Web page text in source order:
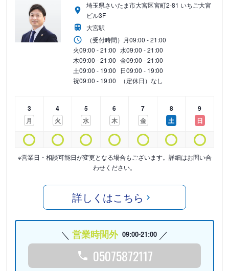
埼玉県さいたま市大宮区宮町2-81 いちご大宮
ビル3F
大宮駅
（受付時間） 月09:00 - 21:00
火09:00 - 21:00 水09:00 - 21:00
木09:00 - 21:00 金09:00 - 21:00
土09:00 - 19:00 日09:00 - 19:00
祝09:00 - 19:00 （定休日）なし
3
月
4
火
5
水
6
木
7
金
8
土
9
日
※営業日・相談可能日が変更となる場合もございます。詳細はお問い合
わせください。
詳しくはこちら
営業時間外 09:00-21:00
05075872117